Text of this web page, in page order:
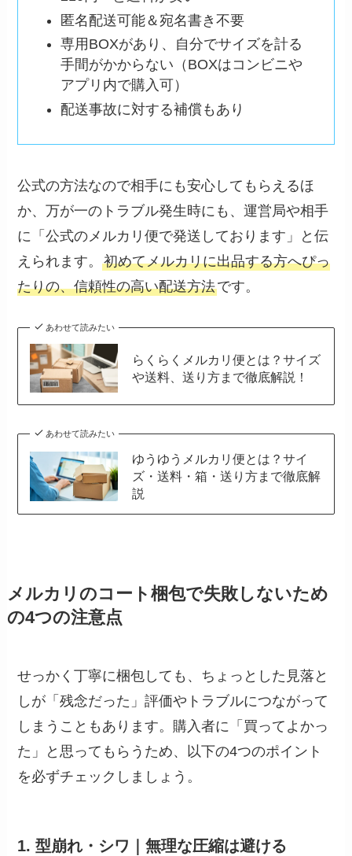
匿名配送可能＆宛名書き不要
専用BOXがあり、自分でサイズを計る
手間がかからない（BOXはコンビニや
アプリ内で購入可）
配送事故に対する補償もあり
公式の方法なので相手にも安心してもらえるほ
か、万が一のトラブル発生時にも、運営局や相手
に「公式のメルカリ便で発送しております」と伝
えられます。初めてメルカリに出品する方へぴっ
たりの、信頼性の高い配送方法です。
あわせて読みたい
らくらくメルカリ便とは？サイズ
や送料、送り方まで徹底解説！
あわせて読みたい
ゆうゆうメルカリ便とは？サイ
ズ・送料・箱・送り方まで徹底解
説
メルカリのコート梱包で失敗しないため
の4つの注意点
せっかく丁寧に梱包しても、ちょっとした見落と
しが「残念だった」評価やトラブルにつながって
しまうこともあります。購入者に「買ってよかっ
た」と思ってもらうため、以下の4つのポイント
を必ずチェックしましょう。
1. 型崩れ・シワ｜無理な圧縮は避ける